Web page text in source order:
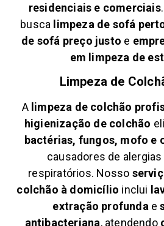
residenciais e comerciais
busca limpeza de sofá
de sofá preço justo e
em limpeza de
Limpeza de
A limpeza de colchão
higienização de colchão
bactérias, fungos, mofo e
causadores de
respiratórios. Nosso
colchão à domicílio inclui
extração profunda e
antibacteriana, atendendo